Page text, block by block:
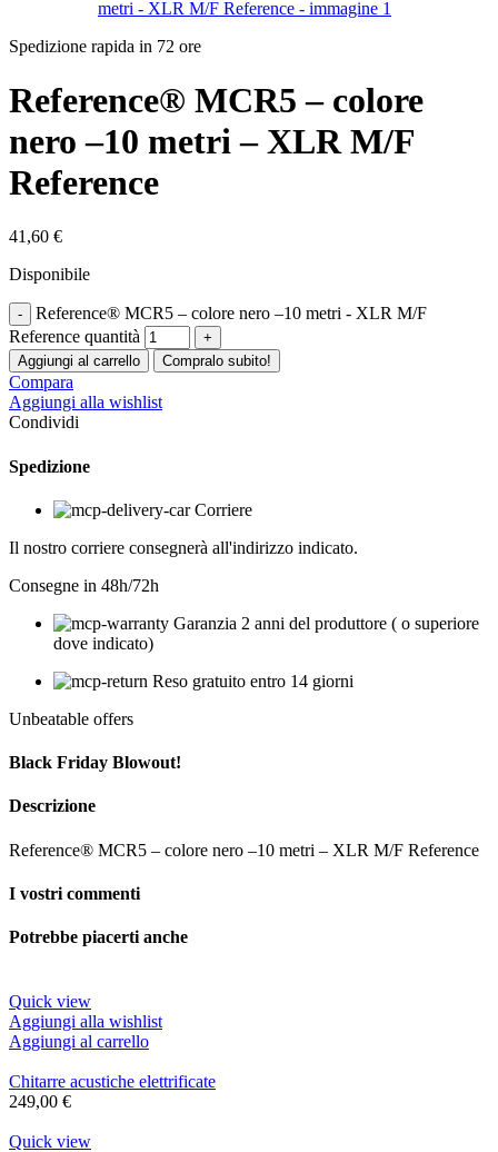
Spedizione rapida in 72 ore
Reference® MCR5 – colore
nero –10 metri – XLR M/F
Reference
41,60 €
Disponibile
Reference® MCR5 – colore nero –10 metri - XLR M/F
Reference quantità
Aggiungi al carrello Compralo subito!
Compara
Aggiungi alla wishlist
Condividi
Spedizione
Corriere
Il nostro corriere consegnerà all'indirizzo indicato.
Consegne in 48h/72h
Garanzia 2 anni del produttore ( o superiore
dove indicato)
Reso gratuito entro 14 giorni
Unbeatable offers
Black Friday Blowout!
Descrizione
Reference® MCR5 – colore nero –10 metri – XLR M/F Reference
I vostri commenti
Potrebbe piacerti anche
Quick view
Aggiungi alla wishlist
Aggiungi al carrello
Chitarre acustiche elettrificate
249,00 €
Quick view